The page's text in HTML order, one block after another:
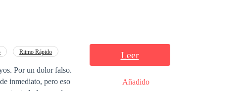
Ritmo Rápido
Por un dolor falso.
inmediato, pero eso
Leer
Añadido